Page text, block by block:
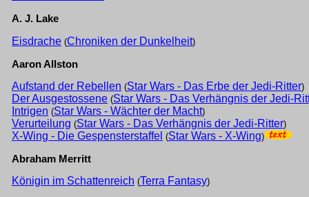
A. J. Lake
Eisdrache (Chroniken der Dunkelheit)
Aaron Allston
Aufstand der Rebellen (Star Wars - Das Erbe der Jedi-Ritter)
Der Ausgestossene (Star Wars - Das Verhängnis der Jedi-
Intrigen (Star Wars - Wächter der Macht)
Verurteilung (Star Wars - Das Verhängnis der Jedi-Ritter)
X-Wing - Die Gespensterstaffel (Star Wars - X-Wing)
Abraham Merritt
Königin im Schattenreich (Terra Fantasy)